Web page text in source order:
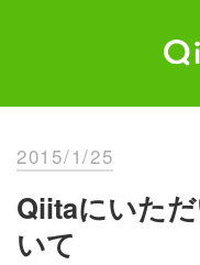
2015/1/25
Qiitaにいた
いて